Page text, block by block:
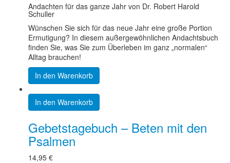
Andachten für das ganze Jahr von Dr. Robert Harold
Schuller
Wünschen Sie sich für das neue Jahr eine große Portion
Ermutigung? In diesem außergewöhnlichen Andachtsbuch
finden Sie, was Sie zum Überleben im ganz „normalen“
Alltag brauchen!
In den Warenkorb
In den Warenkorb
Gebetstagebuch – Beten mit den
Psalmen
14,95 €